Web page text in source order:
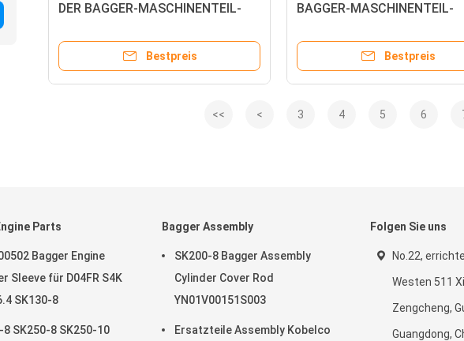
DER BAGGER-MASCHINENTEIL-
Bestpreis
BAGGER-MASCHINENTEIL-
6S SK450-6
Bestpreis
<< < 3 4 5 6
Parts
Bagger Engine
Sleeve für D04FR S4K
SK130-8
8 SK250-8 SK250-10
Bagger Assembly
SK200-8 Bagger Assembly
Cylinder Cover Rod
YN01V00151S003
Ersatzteile Assembly Kobelco
Folgen Sie uns
No.22,
Westen 511
Zengcheng,
Guangdong,